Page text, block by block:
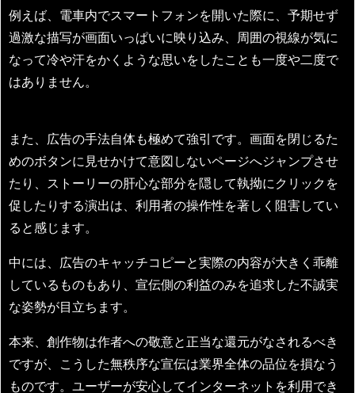
例えば、電車内でスマートフォンを開いた際に、予期せず
過激な描写が画面いっぱいに映り込み、周囲の視線が気に
なって冷や汗をかくような思いをしたことも一度や二度で
はありません。
また、広告の手法自体も極めて強引です。画面を閉じるた
めのボタンに見せかけて意図しないページへジャンプさせ
たり、ストーリーの肝心な部分を隠して執拗にクリックを
促したりする演出は、利用者の操作性を著しく阻害してい
ると感じます。
中には、広告のキャッチコピーと実際の内容が大きく乖離
しているものもあり、宣伝側の利益のみを追求した不誠実
な姿勢が目立ちます。
本来、創作物は作者への敬意と正当な還元がなされるべき
ですが、こうした無秩序な宣伝は業界全体の品位を損なう
ものです。ユーザーが安心してインターネットを利用でき